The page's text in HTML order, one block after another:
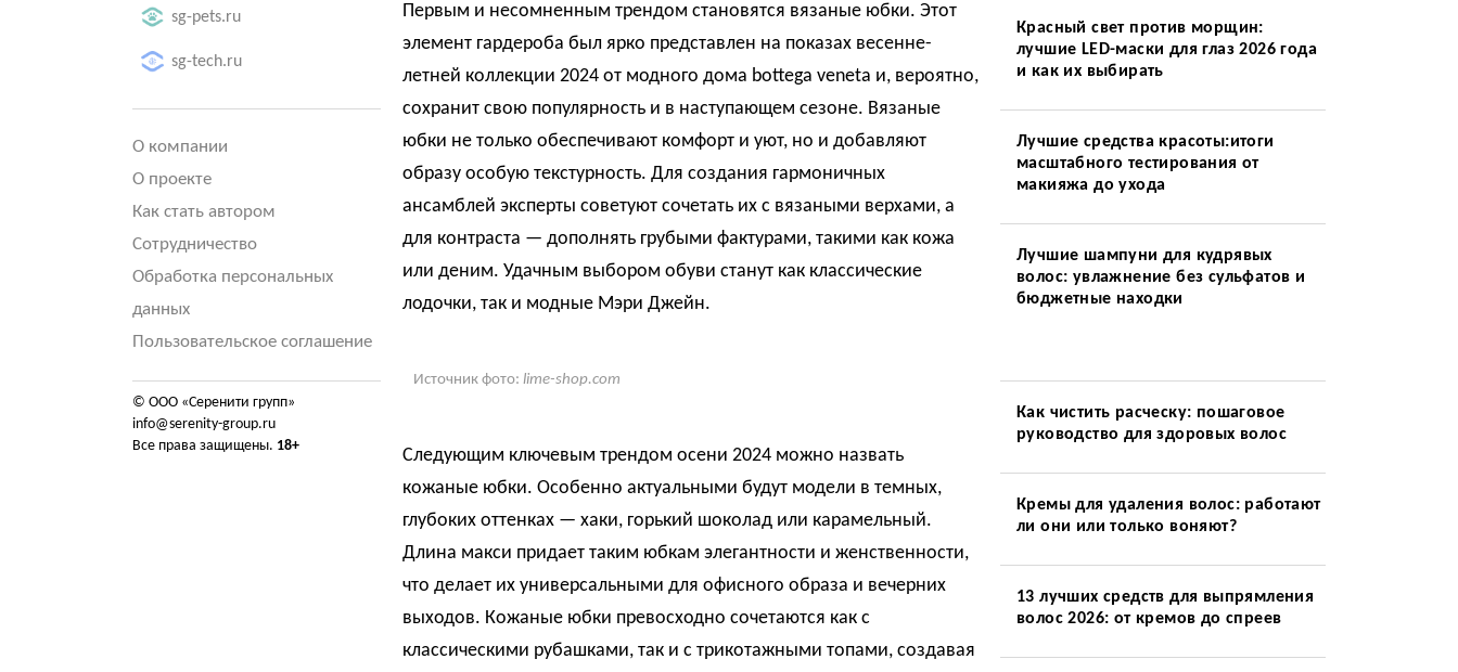
sg-pets.ru
sg-tech.ru
О компании
О проекте
Как стать автором
Сотрудничество
Обработка персональных
данных
Пользовательское соглашение
© ООО «Серенити групп»
info@serenity-group.ru
Все права защищены. 18+
Первым и несомненным трендом становятся вязаные юбки. Этот
элемент гардероба был ярко представлен на показах весенне-
летней коллекции 2024 от модного дома bottega veneta и, вероятно,
сохранит свою популярность и в наступающем сезоне. Вязаные
юбки не только обеспечивают комфорт и уют, но и добавляют
образу особую текстурность. Для создания гармоничных
ансамблей эксперты советуют сочетать их с вязаными верхами, а
для контраста — дополнять грубыми фактурами, такими как кожа
или деним. Удачным выбором обуви станут как классические
лодочки, так и модные Мэри Джейн.
Источник фото: lime-shop.com
Следующим ключевым трендом осени 2024 можно назвать
кожаные юбки. Особенно актуальными будут модели в темных,
глубоких оттенках — хаки, горький шоколад или карамельный.
Длина макси придает таким юбкам элегантности и женственности,
что делает их универсальными для офисного образа и вечерних
выходов. Кожаные юбки превосходно сочетаются как с
классическими рубашками, так и с трикотажными топами, создавая
Красный свет против морщин:
лучшие LED-маски для глаз 2026 года
и как их выбирать
Лучшие средства красоты:итоги
масштабного тестирования от
макияжа до ухода
Лучшие шампуни для кудрявых
волос: увлажнение без сульфатов и
бюджетные находки
Как чистить расческу: пошаговое
руководство для здоровых волос
Кремы для удаления волос: работают
ли они или только воняют?
13 лучших средств для выпрямления
волос 2026: от кремов до спреев